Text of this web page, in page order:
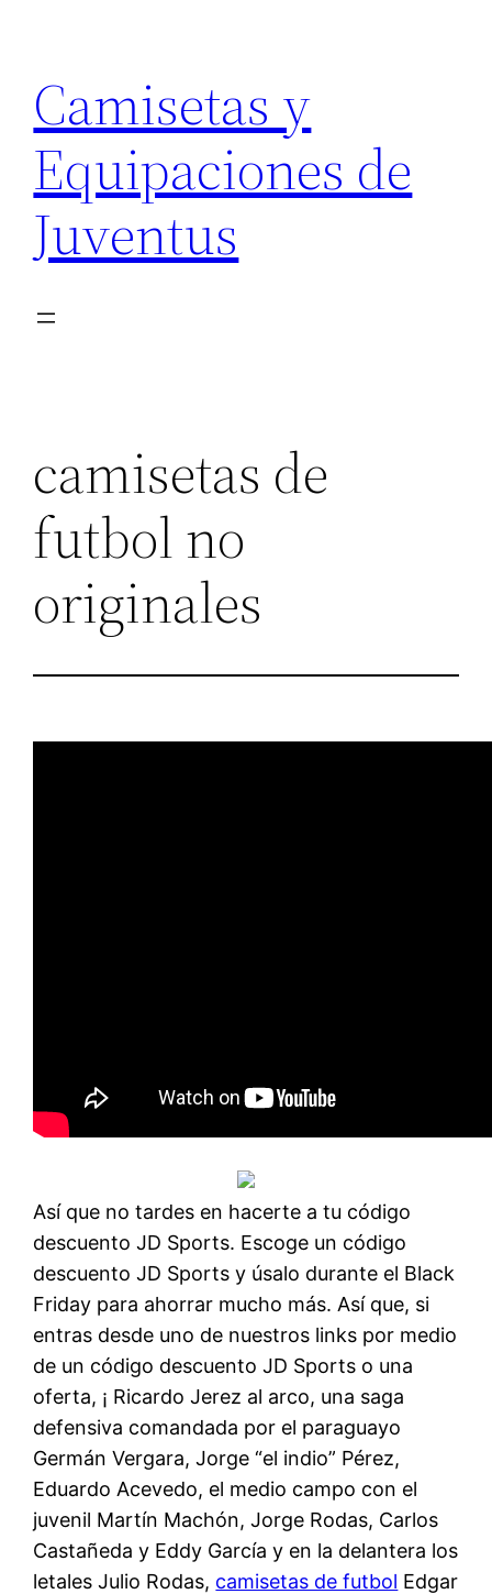
contenido
Camisetas y
Equipaciones de
Juventus
camisetas de
futbol no
originales
Así que no tardes en hacerte a tu código
descuento JD Sports. Escoge un código
descuento JD Sports y úsalo durante el Black
Friday para ahorrar mucho más. Así que, si
entras desde uno de nuestros links por medio
de un código descuento JD Sports o una
oferta, ¡ Ricardo Jerez al arco, una saga
defensiva comandada por el paraguayo
Germán Vergara, Jorge “el indio” Pérez,
Eduardo Acevedo, el medio campo con el
juvenil Martín Machón, Jorge Rodas, Carlos
Castañeda y Eddy García y en la delantera los
letales Julio Rodas, camisetas de futbol Edgar